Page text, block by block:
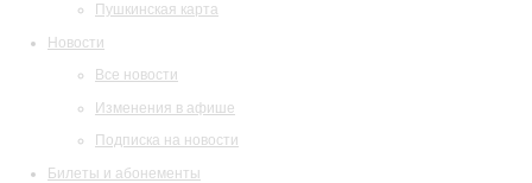
Пушкинская карта
Новости
Все новости
Изменения в афише
Подписка на новости
Билеты и абонементы